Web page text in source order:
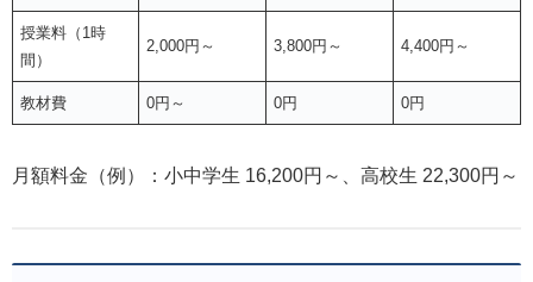
授業料（1時
間）
2,000円～ 3,800円～ 4,400円～
教材費 0円～ 0円 0円
月額料金（例）：小中学生 16,200円～、高校生 22,300円～